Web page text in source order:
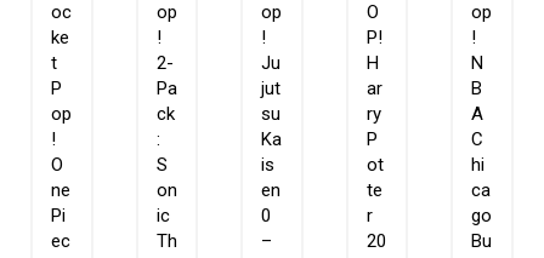
oc
ke
t
P
op
!
O
ne
Pi
ec
op
!
2-
Pa
ck
:
S
on
ic
Th
op
!
Ju
jut
su
Ka
is
en
0
–
O
P!
H
ar
ry
P
ot
te
r
20
op
!
N
B
A
C
hi
ca
go
Bu